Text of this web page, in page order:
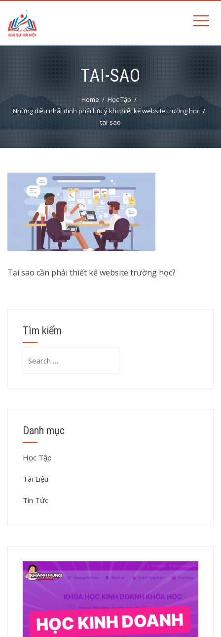
TAI-SAO
Home
Học Tập
Những điều nhất định phải lưu ý khi thiết kế website trường học
tai-sao
Tại sao cần phải thiết kế website trường học?
Tìm kiếm
Danh mục
Học Tập
Tài Liệu
Tin Tức